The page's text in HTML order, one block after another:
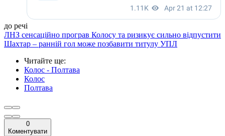
до речі
ЛНЗ сенсаційно програв Колосу та ризикує сильно відпустити
Шахтар – ранній гол може позбавити титулу УПЛ
Читайте ще:
Колос - Полтава
Колос
Полтава
0
Коментувати